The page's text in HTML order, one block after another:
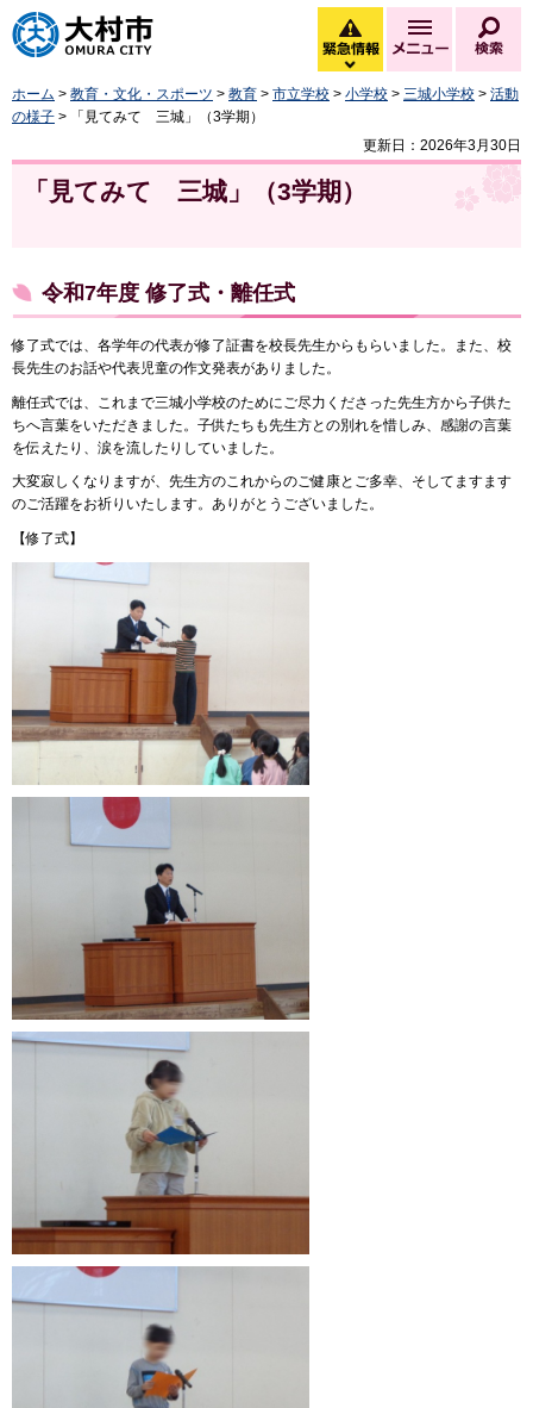
大村市
緊急情報
緊急情報を開く
メニュー
ホーム > 教育・文化・スポーツ > 教育 > 市立学校 > 小学校 > 三城小学校 > 活動
の様子 > 「見てみて 三城」（3学期）
更新日：2026年3月30日
「見てみて 三城」（3学期）
令和7年度 修了式・離任式
修了式では、各学年の代表が修了証書を校長先生からもらいました。また、校
長先生のお話や代表児童の作文発表がありました。
離任式では、これまで三城小学校のためにご尽力くださった先生方から子供た
ちへ言葉をいただきました。子供たちも先生方との別れを惜しみ、感謝の言葉
を伝えたり、涙を流したりしていました。
大変寂しくなりますが、先生方のこれからのご健康とご多幸、そしてますます
のご活躍をお祈りいたします。ありがとうございました。
【修了式】